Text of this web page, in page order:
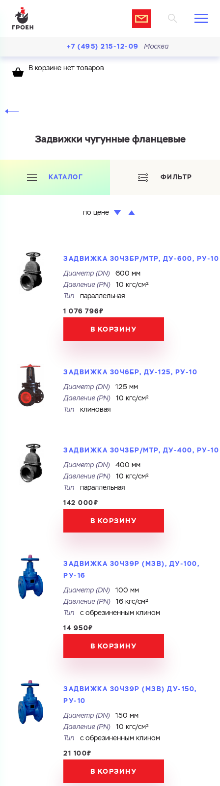
Купить как физ. лицо
Купить как юр. лицо
Ваш запрос
получить. Мы свяжемся с вами в ближайшее время.
Запросить КП
Запросить Счёт
+7 (495) 215-12-09 Москва
В корзине нет товаров
Задвижки чугунные фланцевые
КАТАЛОГ
по цене
ФИЛЬТР
ЗАДВИЖКА 30Ч3БР/МТР, ДУ-600, РУ-10
Диаметр (DN)
600 мм
Давление (PN)
10 кгс/см²
Тип
параллельная
1 076 796₽
В КОРЗИНУ
ЗАДВИЖКА 30Ч6БР, ДУ-125, РУ-10
Диаметр (DN)
125 мм
Давление (PN)
10 кгс/см²
Тип
клиновая
ЗАДВИЖКА 30Ч3БР/МТР, ДУ-400, РУ-10
Диаметр (DN)
400 мм
Давление (PN)
10 кгс/см²
Тип
параллельная
142 000₽
В КОРЗИНУ
ЗАДВИЖКА 30Ч39Р (МЗВ), ДУ-100,
РУ-16
Диаметр (DN)
100 мм
Давление (PN)
16 кгс/см²
Тип
с обрезиненным клином
14 950₽
В КОРЗИНУ
ЗАДВИЖКА 30Ч39Р (МЗВ) ДУ-150,
РУ-10
Диаметр (DN)
150 мм
Давление (PN)
10 кгс/см²
Тип
с обрезиненным клином
21 100₽
В КОРЗИНУ